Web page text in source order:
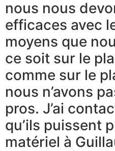
nous nous
efficaces avec
moyens que
ce soit sur le
comme sur le
nous n’avons
pros. J’ai
qu’ils puissent
matériel à